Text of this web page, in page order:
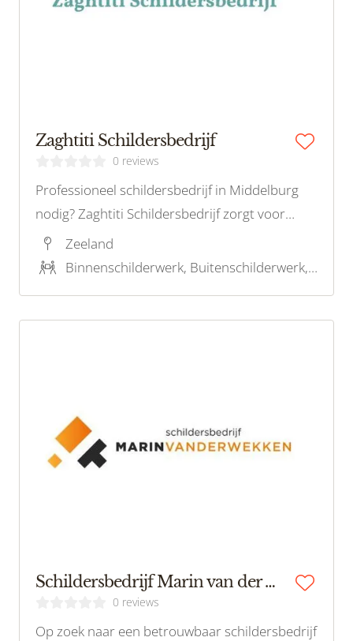
Zaghtiti Schildersbedrijf
0 reviews
Professioneel schildersbedrijf in Middelburg
nodig? Zaghtiti Schildersbedrijf zorgt voor
hoogwaardig binnen en buiten schilderwerk,
inclusief behang. Neem vandaag nog contact
Zeeland
Binnenschilderwerk, Buitenschilderwerk, Stucwerk, Restauratieschilderwerk, Houtrotreparatie
Schildersbedrijf Marin van der Wekken
0 reviews
Op zoek naar een betrouwbaar schildersbedrijf